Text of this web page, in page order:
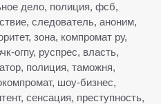
дело, полиция, фсб,
следователь, аноним,
зона, компромат ру,
огпу, руспрес, власть,
полиция, таможня,
шоу-бизнес,
сенсация, преступность,